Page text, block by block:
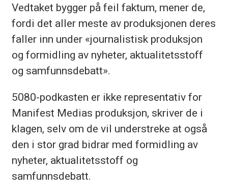
Vedtaket bygger på feil faktum, mener de,
fordi det aller meste av produksjonen deres
faller inn under «journalistisk produksjon
og formidling av nyheter, aktualitetsstoff
og samfunnsdebatt».
5080-podkasten er ikke representativ for
Manifest Medias produksjon, skriver de i
klagen, selv om de vil understreke at også
den i stor grad bidrar med formidling av
nyheter, aktualitetsstoff og
samfunnsdebatt.